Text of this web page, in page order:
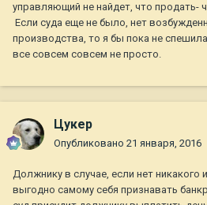
управляющий не найдет, что продать-
Если суда еще не было, нет
производства, то я бы пока не
все совсем совсем не просто.
Цукер
Опубликовано 21 января, 2016
Должнику в случае, если нет никакого
выгодно самому себя признавать